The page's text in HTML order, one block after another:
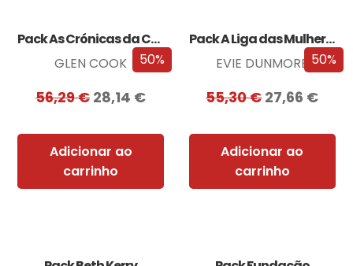
50%
Pack As Crónicas da Companhia Negra
GLEN COOK
56,29€28,14 €
Adicionar ao
carrinho
50%
Pack A Liga das Mulheres Extraordinárias
EVIE DUNMORE
55,30€27,66 €
Adicionar ao
carrinho